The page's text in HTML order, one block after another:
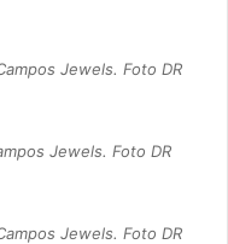
Jewels. Foto DR
Jewels. Foto DR
Jewels. Foto DR